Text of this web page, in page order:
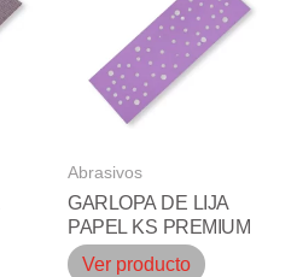
Abrasivos
GARLOPA DE LIJA
PAPEL KS PREMIUM
Ver producto